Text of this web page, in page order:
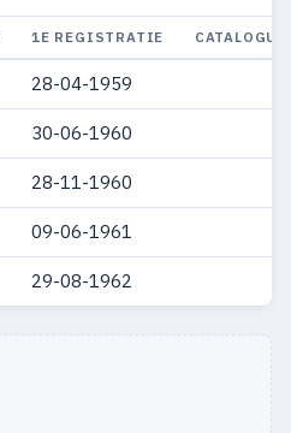
1E REGISTRATIE
28-04-1959
30-06-1960
28-11-1960
09-06-1961
29-08-1962